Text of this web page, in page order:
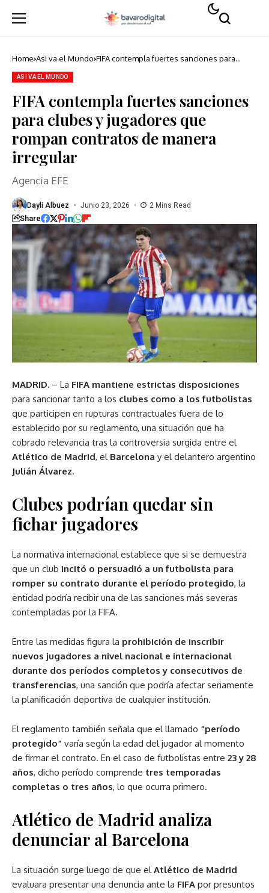
Home Asi va el Mundo FIFA contempla fuertes sanciones para
ASI VA EL MUNDO
FIFA contempla fuertes sanciones
para clubes y jugadores que
rompan contratos de manera
irregular
Agencia EFE
Dayli Albuez Junio 23, 2026 2 Mins Read
Share
MADRID. – La FIFA mantiene estrictas disposiciones
para sancionar tanto a los clubes como a los futbolistas
que participen en rupturas contractuales fuera de lo
establecido por su reglamento, una situación que ha
cobrado relevancia tras la controversia surgida entre el
Atlético de Madrid, el Barcelona y el delantero argentino
Julián Álvarez.
Clubes podrían quedar sin
fichar jugadores
La normativa internacional establece que si se demuestra
que un club incitó o persuadió a un futbolista para
romper su contrato durante el período protegido, la
entidad podría recibir una de las sanciones más severas
contempladas por la FIFA.
Entre las medidas figura la prohibición de inscribir
nuevos jugadores a nivel nacional e internacional
durante dos períodos completos y consecutivos de
transferencias, una sanción que podría afectar seriamente
la planificación deportiva de cualquier institución.
El reglamento también señala que el llamado “período
protegido” varía según la edad del jugador al momento
de firmar el contrato. En el caso de futbolistas entre 23 y 28
años, dicho período comprende tres temporadas
completas o tres años, lo que ocurra primero.
Atlético de Madrid analiza
denunciar al Barcelona
La situación surge luego de que el Atlético de Madrid
evaluara presentar una denuncia ante la FIFA por presuntos